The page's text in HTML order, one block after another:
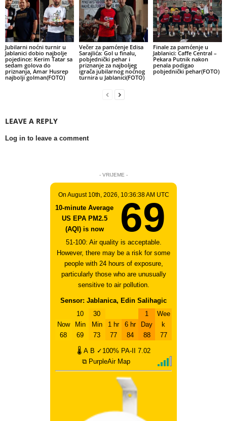
Jubilarni noćni turnir u
Jablanici dobio najbolje
pojedince: Kerim Tatar sa
sedam golova do
priznanja, Amar Husrep
najbolji golman(FOTO)
Večer za pamćenje Edisa
Sarajlića: Gol u finalu,
pobjednički pehar i
priznanje za najboljeg
igrača jubilarnog noćnog
turnira u Jablanici(FOTO)
Finale za pamćenje u
Jablanici: Caffe Central –
Pekara Putnik nakon
penala podigao
pobjednički pehar(FOTO)
LEAVE A REPLY
Log in to leave a comment
- VRIJEME -
On August 10th, 2026, 10:36:38 AM UTC
10-minute Average
US EPA PM2.5
(AQI) is now
69
51-100: Air quality is acceptable.
However, there may be a risk for some
people with 24 hours of exposure,
particularly those who are unusually
sensitive to air pollution.
Sensor: Jablanica, Edin Salihagic
Now
68
10
Min
69
30
Min
73
1 hr
77
6 hr
84
1
Day
88
Wee
k
77
🌡 A B ✓100% PA-II
7.02
⧉ PurpleAir Map